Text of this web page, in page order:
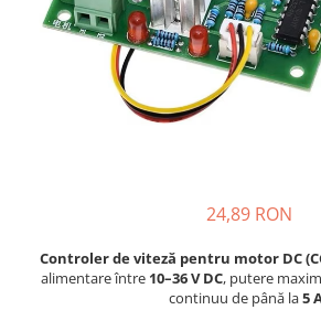
Cap printare
Extrudere si accesorii
Acumulatori, BMS si accesorii
Acumulatori
BMS
24,89 RON
Controler de viteză pentru motor DC
alimentare între 10–36 V DC, putere
continuu de până la5